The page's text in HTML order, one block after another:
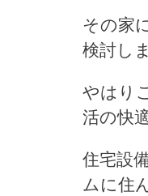
その家
検討し
やはり
活の快
住宅設
ムに住